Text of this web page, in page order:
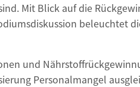
Mit Blick auf die
beleuchtet
und
Personalmangel